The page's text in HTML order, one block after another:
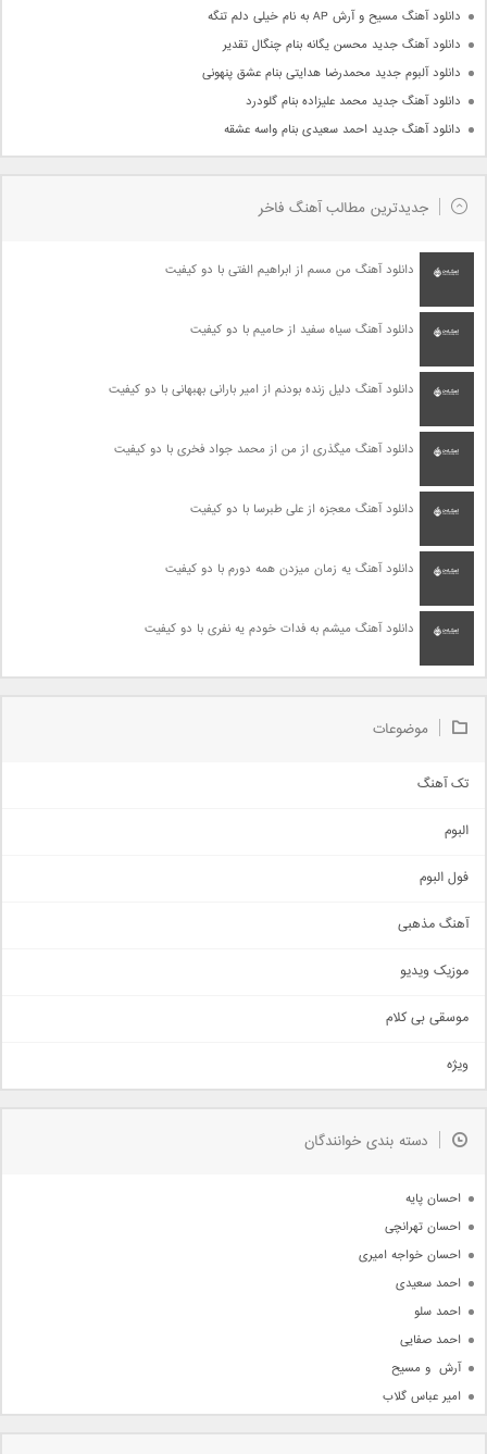
دانلود آهنگ مسیح و آرش AP به نام خیلی دلم تنگه
دانلود آهنگ جدید محسن یگانه بنام چنگال تقدیر
دانلود آلبوم جدید محمدرضا هدایتی بنام عشق پنهونی
دانلود آهنگ جدید محمد علیزاده بنام گلودرد
دانلود آهنگ جدید احمد سعیدی بنام واسه عشقه
جدیدترین مطالب آهنگ فاخر
دانلود آهنگ من مسم از ابراهیم الفتی با دو کیفیت
دانلود آهنگ سیاه سفید از حامیم با دو کیفیت
دانلود آهنگ دلیل زنده بودنم از امیر بارانی بهبهانی با دو کیفیت
دانلود آهنگ میگذری از من از محمد جواد فخری با دو کیفیت
دانلود آهنگ معجزه از علی طبرسا با دو کیفیت
دانلود آهنگ یه زمان میزدن همه دورم با دو کیفیت
دانلود آهنگ میشم به فدات خودم یه نفری با دو کیفیت
موضوعات
تک آهنگ
اجتماعی
حماسی
سنتی
اهنگ بندرعباسی
دمو
مذهبی
جدیدترین ها
البوم
فول البوم
آهنگ مذهبی
موزیک ویدیو
موسقی بی کلام
ویژه
دسته بندی خوانندگان
احسان پایه
احسان تهرانچی
احسان خواجه امیری
احمد سعیدی
احمد سلو
احمد صفایی
آرش  و مسیح
امیر عباس گلاب